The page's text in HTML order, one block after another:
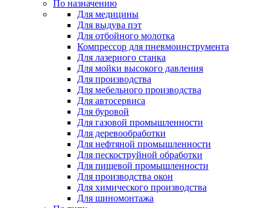
По назначению
Для медицины
Для выдува пэт
Для отбойного молотка
Компрессор для пневмоинструмента
Для лазерного станка
Для мойки высокого давления
Для производства
Для мебельного производства
Для автосервиса
Для буровой
Для газовой промышленности
Для деревообработки
Для нефтяной промышленности
Для пескоструйной обработки
Для пищевой промышленности
Для производства окон
Для химического производства
Для шиномонтажа